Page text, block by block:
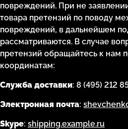
повреждений. При не
товара претензий по поводу
повреждений, в дальнейшем
рассматриваются. В случае
претензий обращайтесь к нам
координатам:
Служба доставки: 8 (495) 212
Электронная почта:
Skype: shipping.example.ru